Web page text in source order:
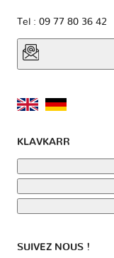
Tel : 09 77 80 36 42
KLAVKARR
SUIVEZ NOUS !